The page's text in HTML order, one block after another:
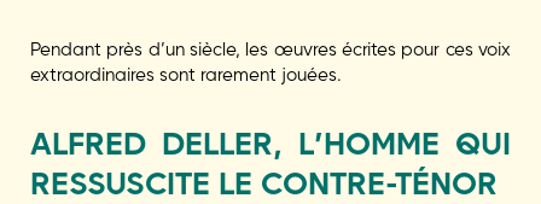
Pendant près d’un siècle, les œuvres écrites pour ces voix
extraordinaires sont rarement jouées.
ALFRED DELLER, L’HOMME QUI
RESSUSCITE LE CONTRE-TÉNOR